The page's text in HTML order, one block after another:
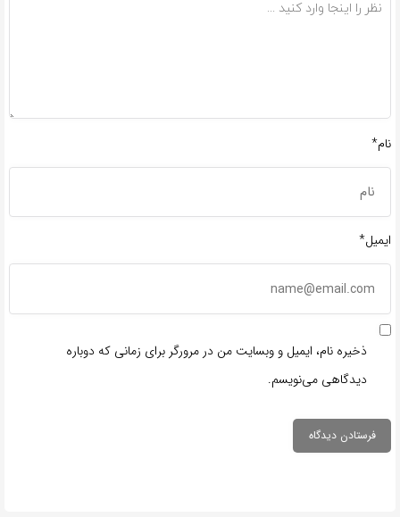
نام*
ایمیل*
ذخیره نام، ایمیل و وبسایت من در مرورگر برای زمانی که دوباره
دیدگاهی می‌نویسم.